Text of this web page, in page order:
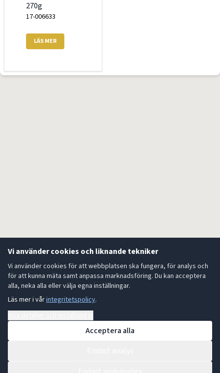
Vi använder cookies och liknande tekniker
Vi använder cookies för att webbplatsen ska fungera, för analys och
för att kunna mäta samt anpassa marknadsföring. Du kan acceptera
alla, neka alla eller välja egna inställningar.
Läs mer i vårintegritetspolicy.
Acceptera alla
270g
17-006633
LÄS MER